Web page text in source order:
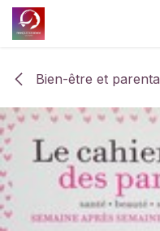
Se rendre au contenu
Bien-être et